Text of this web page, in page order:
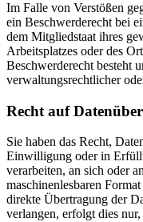
Im Falle von Verstößen
ein Beschwerderecht bei
dem Mitgliedstaat ihres
Arbeitsplatzes oder des
Beschwerderecht besteht
verwaltungsrechtlicher
Recht auf
Sie haben das Recht,
Einwilligung oder in
verarbeiten, an sich oder
maschinenlesbaren
direkte Übertragung der
verlangen, erfolgt dies